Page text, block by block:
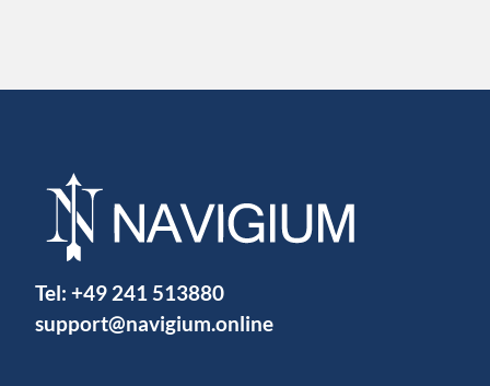
Tel: +49 241 513880
support@navigium.online